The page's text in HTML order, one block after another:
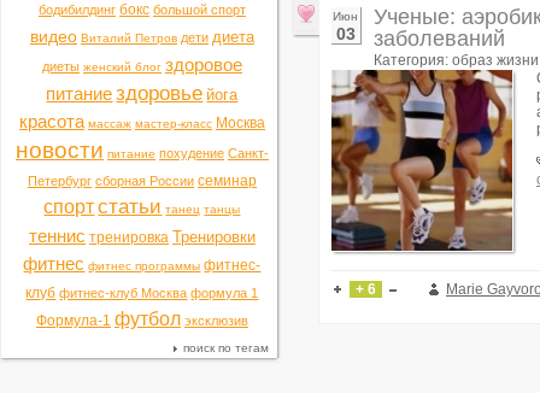
Июн
03
Ученые:
заболеваний
Категория: образ жизни
+ 6 Marie
бодибилдинг бокс большой спорт
видео Виталий Петров дети диета
диеты женский блог здоровое
питание здоровье йога
красота массаж мастер-класс Москва
новости питание похудение Санкт-
Петербург сборная России семинар
спорт статьи танец танцы
теннис тренировка Тренировки
фитнес фитнес программы фитнес-
клуб фитнес-клуб Москва формула 1
Формула-1 футбол эксклюзив
поиск по тегам